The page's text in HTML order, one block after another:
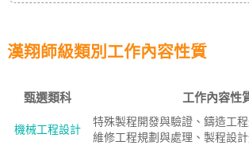
漢翔師級類別工作內容性質
甄選類科 工作內容性
機械工程設計
特殊製程開發與驗證、鑄造工
維修工程規劃與處理、製程設計